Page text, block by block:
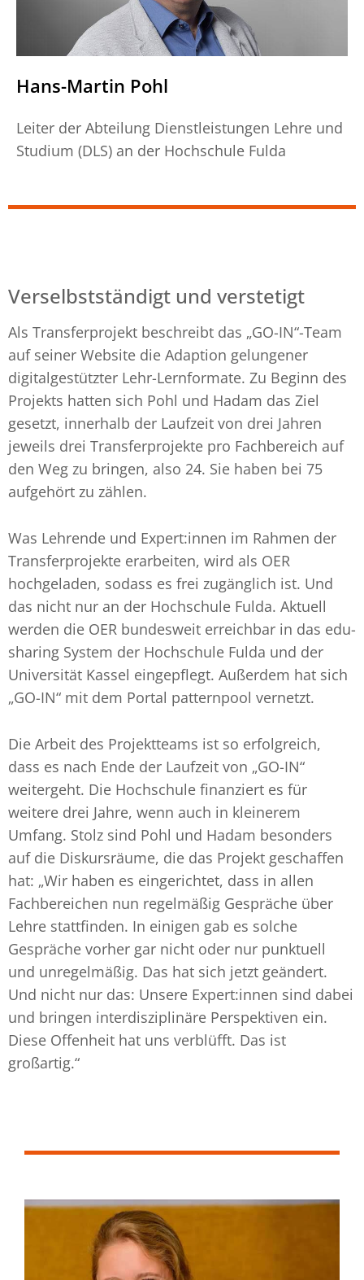
Hans-Martin Pohl
Leiter der Abteilung Dienstleistungen Lehre und
Studium (DLS) an der Hochschule Fulda
Verselbstständigt und verstetigt
Als Transferprojekt beschreibt das „GO-IN“-Team
auf seiner Website die Adaption gelungener
digitalgestützter Lehr-Lernformate. Zu Beginn des
Projekts hatten sich Pohl und Hadam das Ziel
gesetzt, innerhalb der Laufzeit von drei Jahren
jeweils drei Transferprojekte pro Fachbereich auf
den Weg zu bringen, also 24. Sie haben bei 75
aufgehört zu zählen.
Was Lehrende und Expert:innen im Rahmen der
Transferprojekte erarbeiten, wird als OER
hochgeladen, sodass es frei zugänglich ist. Und
das nicht nur an der Hochschule Fulda. Aktuell
werden die OER bundesweit erreichbar in das edu-
sharing System der Hochschule Fulda und der
Universität Kassel eingepflegt. Außerdem hat sich
„GO-IN“ mit dem Portal patternpool vernetzt.
Die Arbeit des Projektteams ist so erfolgreich,
dass es nach Ende der Laufzeit von „GO-IN“
weitergeht. Die Hochschule finanziert es für
weitere drei Jahre, wenn auch in kleinerem
Umfang. Stolz sind Pohl und Hadam besonders
auf die Diskursräume, die das Projekt geschaffen
hat: „Wir haben es eingerichtet, dass in allen
Fachbereichen nun regelmäßig Gespräche über
Lehre stattfinden. In einigen gab es solche
Gespräche vorher gar nicht oder nur punktuell
und unregelmäßig. Das hat sich jetzt geändert.
Und nicht nur das: Unsere Expert:innen sind dabei
und bringen interdisziplinäre Perspektiven ein.
Diese Offenheit hat uns verblüfft. Das ist
großartig.“